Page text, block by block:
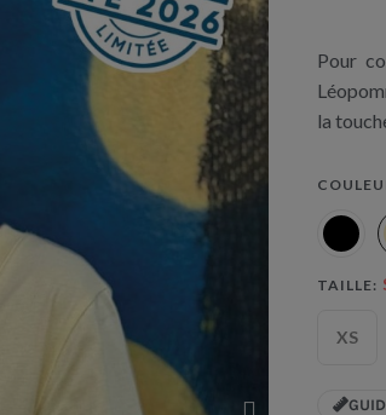
Pour
la
TAILLE
XS